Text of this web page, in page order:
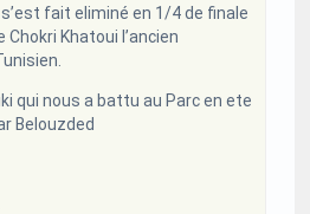
fait eliminé en 1/4 de finale
Khatoui l’ancien
qui nous a battu au Parc en ete
Belouzded